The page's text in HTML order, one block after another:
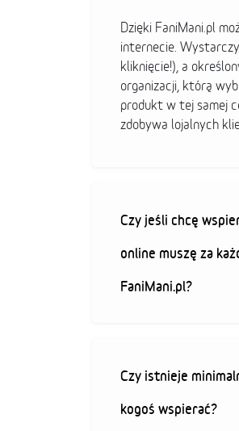
Dzięki FaniMani.pl
internecie.
kliknięcie!), a
organizacji, którą
produkt w tej samej
zdobywa lojalnych
Czy jeśli chcę
online muszę za
FaniMani.pl?
Czy istnieje
kogoś wspierać?